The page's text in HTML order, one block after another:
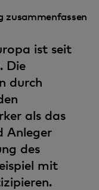
zusammenfassen
ist seit
Die
durch
als das
Anleger
des
mit